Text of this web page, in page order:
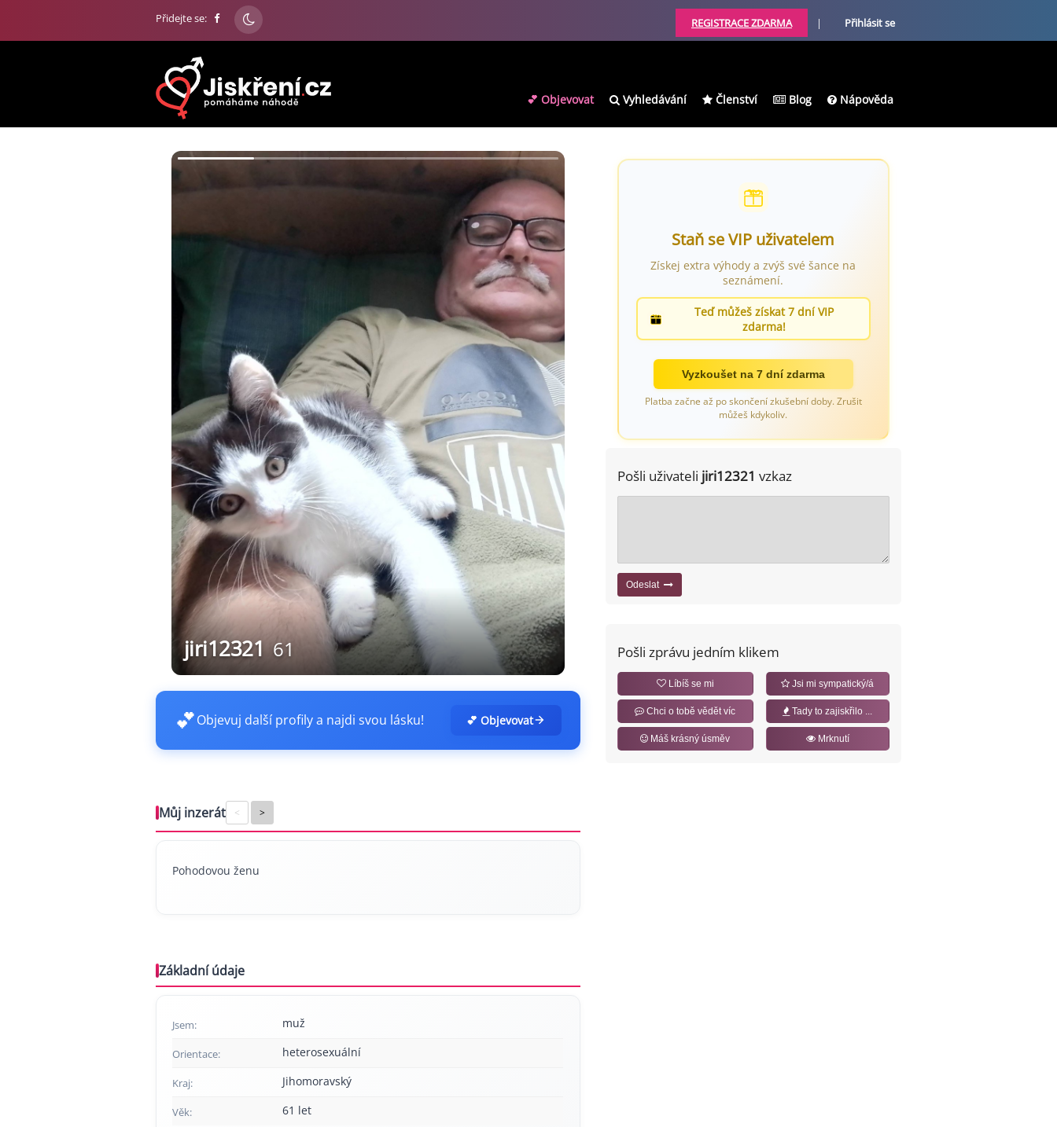
Přidejte se: REGISTRACE ZDARMA | Přihlásit se
💕 Objevovat Vyhledávání Členství Blog Nápověda
jiri12321 61
💕Objevuj další profily a najdi svou lásku! 💕 Objevovat
Můj inzerát < >
Pohodovou ženu
Základní údaje
Jsem: muž
Orientace: heterosexuální
Kraj: Jihomoravský
Věk: 61 let
Staň se VIP uživatelem
Získej extra výhody a zvýš své šance na
seznámení.
Teď můžeš získat 7 dní VIP
zdarma!
Vyzkoušet na 7 dní zdarma
Platba začne až po skončení zkušební doby. Zrušit
můžeš kdykoliv.
Pošli uživateli jiri12321 vzkaz
Odeslat
Pošli zprávu jedním klikem
Líbíš se mi Jsi mi sympatický/á
Chci o tobě vědět víc Tady to zajiskřilo ...
Máš krásný úsměv Mrknutí